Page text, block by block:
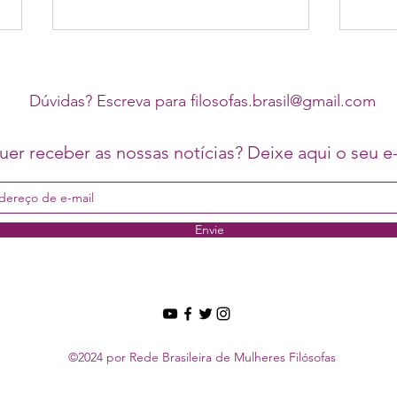
Boletim Chauí 12ª Edição
Dúvidas? Escreva para filosofas.brasil@gmail.com
receber as nossas notícias? Deixe aqui o seu
Envie
©2024 por Rede Brasileira de Mulheres Filósofas